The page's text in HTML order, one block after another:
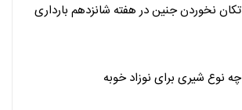
تکان نخوردن جنین در هفته شانزدهم بارداری
چه نوع شیری برای نوزاد خوبه